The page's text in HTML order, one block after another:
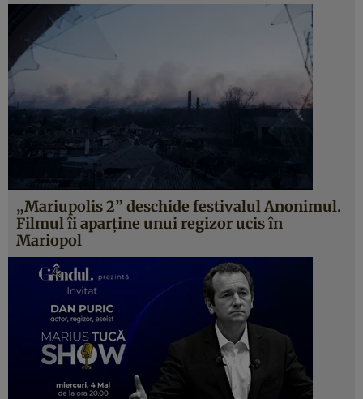
„Mariupolis 2” deschide festivalul Anonimul.
Filmul îi aparține unui regizor ucis în
Mariopol